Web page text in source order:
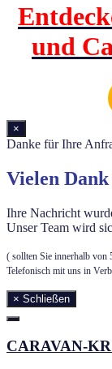
und
×
Danke für Ihre
Vielen
Ihre Nachricht
Unser Team wird
( sollten Sie innerhalb von
Telefonisch mit uns in
× Schließen
CARAVAN-